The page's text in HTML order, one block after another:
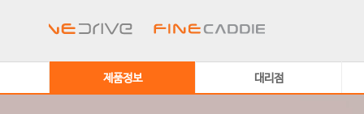
제품정보 대리점